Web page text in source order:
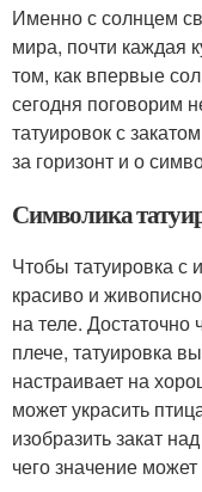
Именно с солнцем
мира, почти каждая
том, как впервые
сегодня поговорим
татуировок с
за горизонт и о
Символика
Чтобы татуировка с
красиво и
на теле.
плече, татуировка
настраивает на
может украсить
изобразить закат
чего значение